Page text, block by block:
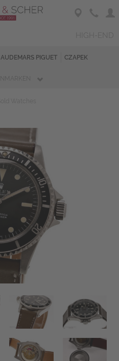
AUDEMARS PIGUET CZAPEK